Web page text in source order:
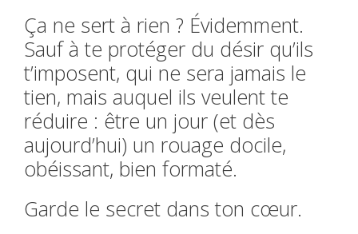
Ça ne sert à rien ? Évidemment.
Sauf à te protéger du désir qu’ils
t’imposent, qui ne sera jamais le
tien, mais auquel ils veulent te
réduire : être un jour (et dès
aujourd’hui) un rouage docile,
obéissant, bien formaté.
Garde le secret dans ton cœur.